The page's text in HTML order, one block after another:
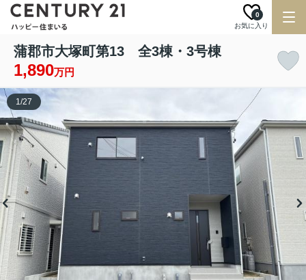
お気に入り
0
蒲郡市大塚町第13 全3棟・3号棟
1,890万円
1/27